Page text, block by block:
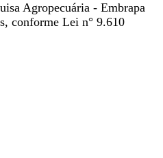
Agropecuária - Embrapa
conforme Lei n° 9.610